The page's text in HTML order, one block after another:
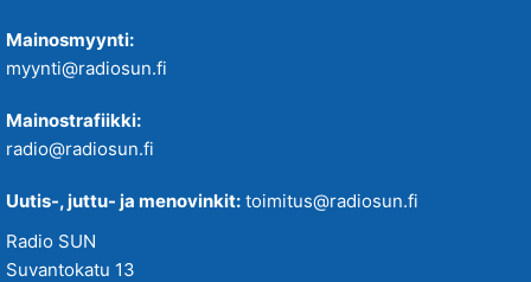
Mainosmyynti:
myynti@radiosun.fi
Mainostrafiikki:
radio@radiosun.fi
Uutis-, juttu- ja menovinkit: toimitus@radiosun.fi
Radio SUN
Suvantokatu 13